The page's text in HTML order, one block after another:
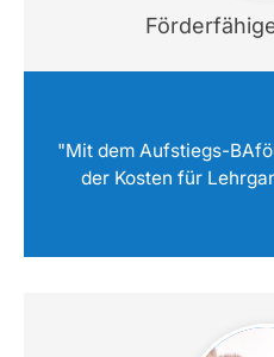
"Mit dem Aufstiegs-
der Kosten für